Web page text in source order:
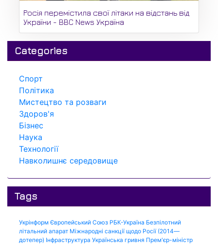
Росія перемістила свої літаки на відстань від
України - BBC News Україна
Categories
Спорт
Політика
Мистецтво та розваги
Здоров'я
Бізнес
Наука
Технології
Навколишнє середовище
Tags
Укрінформ Європейський Союз РБК-Україна Безпілотний
літальний апарат Міжнародні санкції щодо Росії (2014—
дотепер) Інфраструктура Українська гривня Прем'єр-міністр